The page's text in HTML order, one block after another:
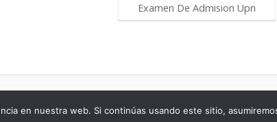
Examen De Admision Upn
Aviso Legal Politica de
en nuestra web. Si continúas usando este sitio,